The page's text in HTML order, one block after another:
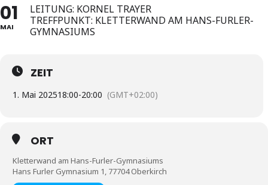
01
MAI
LEITUNG: KORNEL TRAYER
TREFFPUNKT: KLETTERWAND AM HANS-FURLER-
GYMNASIUMS
ZEIT
1. Mai 202518:00-20:00 (GMT+02:00)
ORT
Kletterwand am Hans-Furler-Gymnasiums
Hans Furler Gymnasium 1, 77704 Oberkirch